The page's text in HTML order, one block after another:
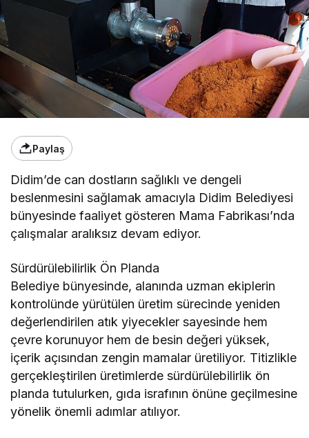
Paylaş
Didim’de can dostların sağlıklı ve dengeli
beslenmesini sağlamak amacıyla Didim Belediyesi
bünyesinde faaliyet gösteren Mama Fabrikası’nda
çalışmalar aralıksız devam ediyor.
Sürdürülebilirlik Ön Planda
Belediye bünyesinde, alanında uzman ekiplerin
kontrolünde yürütülen üretim sürecinde yeniden
değerlendirilen atık yiyecekler sayesinde hem
çevre korunuyor hem de besin değeri yüksek,
içerik açısından zengin mamalar üretiliyor. Titizlikle
gerçekleştirilen üretimlerde sürdürülebilirlik ön
planda tutulurken, gıda israfının önüne geçilmesine
yönelik önemli adımlar atılıyor.